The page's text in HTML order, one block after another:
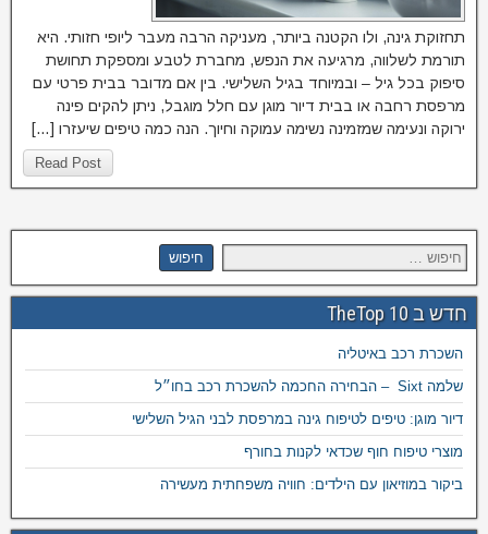
תחזוקת גינה, ולו הקטנה ביותר, מעניקה הרבה מעבר ליופי חזותי. היא
תורמת לשלווה, מרגיעה את הנפש, מחברת לטבע ומספקת תחושת
סיפוק בכל גיל – ובמיוחד בגיל השלישי. בין אם מדובר בבית פרטי עם
מרפסת רחבה או בבית דיור מוגן עם חלל מוגבל, ניתן להקים פינה
ירוקה ונעימה שמזמינה נשימה עמוקה וחיוך. הנה כמה טיפים שיעזרו […]
Read Post
חדש ב TheTop 10
השכרת רכב באיטליה
שלמה Sixt – הבחירה החכמה להשכרת רכב בחו״ל
דיור מוגן: טיפים לטיפוח גינה במרפסת לבני הגיל השלישי
מוצרי טיפוח חוף שכדאי לקנות בחורף
ביקור במוזיאון עם הילדים: חוויה משפחתית מעשירה